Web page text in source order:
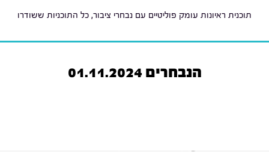
תוכנית ראיונות עומק פוליטיים עם נבחרי ציבור, כל התוכניות ששודרו
הנבחרים 01.11.2024